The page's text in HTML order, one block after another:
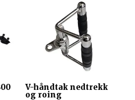
V-håndtak nedtrekk
og roing